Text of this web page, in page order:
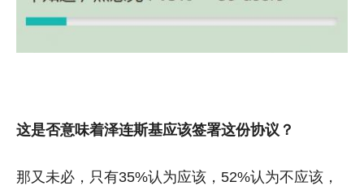
这是否意味着泽连斯基应该签署这份协议？
那又未必，只有35%认为应该，52%认为不应该，